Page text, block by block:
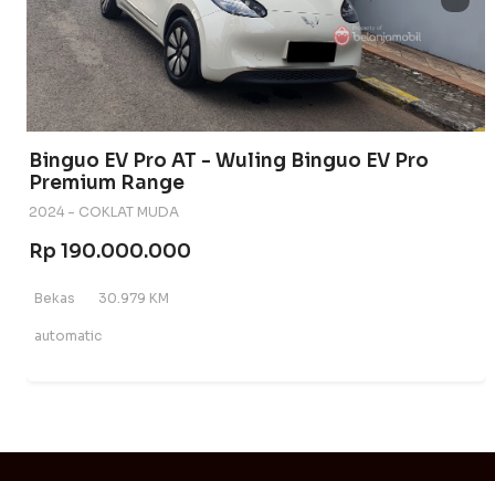
Binguo EV Pro AT - Wuling Binguo EV Pro
Premium Range
2024 - COKLAT MUDA
Rp 190.000.000
Bekas 30.979 KM
automatic